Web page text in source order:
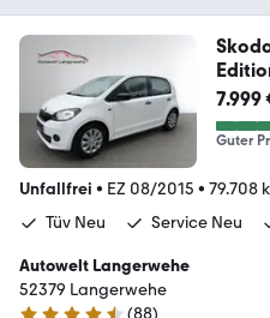
7.999
Guter
Unfallfrei • EZ 08/2015 • 79.708
Tüv Neu
Service Neu
Autowelt Langerwehe
52379 Langerwehe
(88)